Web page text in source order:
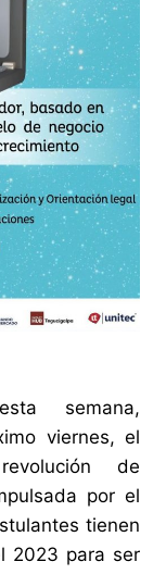
semana,
viernes, el
de
por el
tienen
2023 para ser